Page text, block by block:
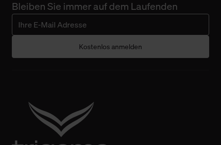
Bleiben Sie immer auf dem Laufenden
Kostenlos anmelden